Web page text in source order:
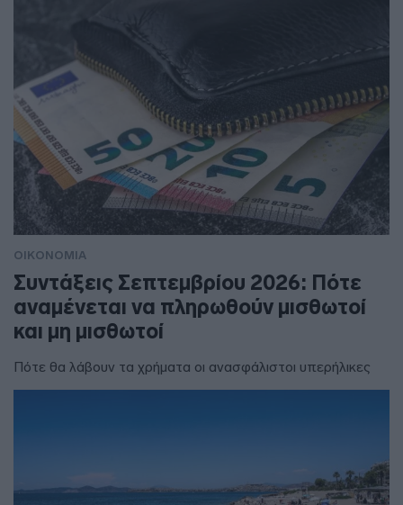
ΟΙΚΟΝΟΜΙΑ
Συντάξεις Σεπτεμβρίου 2026: Πότε
αναμένεται να πληρωθούν μισθωτοί
και μη μισθωτοί
Πότε θα λάβουν τα χρήματα οι ανασφάλιστοι υπερήλικες